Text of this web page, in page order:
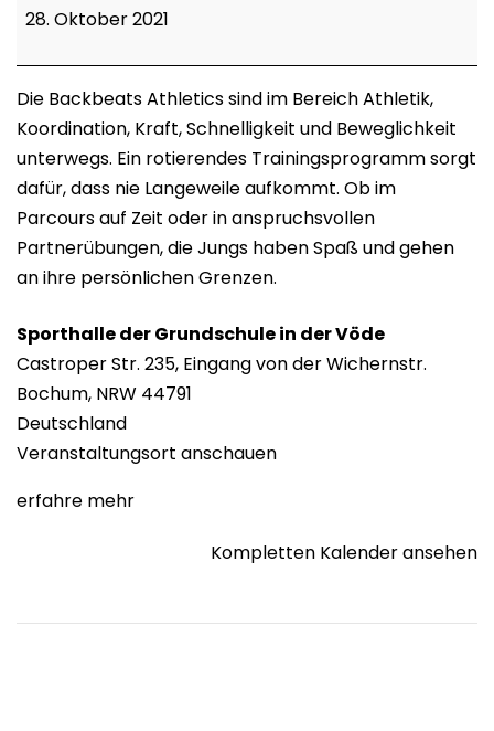
Athletics
28. Oktober 2021
Die Backbeats Athletics sind im Bereich Athletik,
Koordination, Kraft, Schnelligkeit und Beweglichkeit
unterwegs. Ein rotierendes Trainingsprogramm sorgt
dafür, dass nie Langeweile aufkommt. Ob im
Parcours auf Zeit oder in anspruchsvollen
Partnerübungen, die Jungs haben Spaß und gehen
an ihre persönlichen Grenzen.
Sporthalle der Grundschule in der Vöde
Castroper Str. 235 Eingang von der Wichernstr.
Bochum, NRW 44791
Deutschland
Veranstaltungsort anschauen
erfahre mehr
Kompletten Kalender ansehen